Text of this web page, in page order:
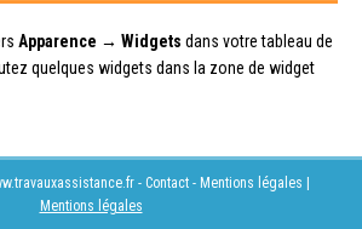
Apparence → Widgets dans votre tableau de
quelques widgets dans la zone de widget
- Contact - Mentions légales
Mentions légales